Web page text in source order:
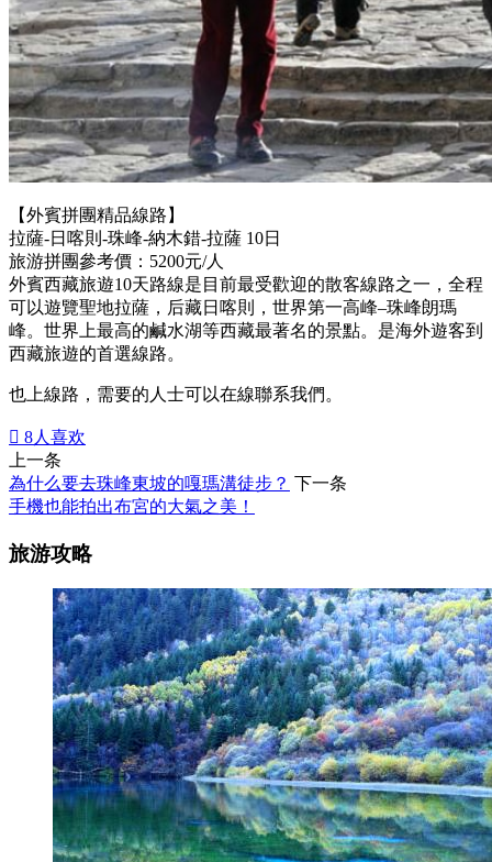
【外賓拼團精品線路】
拉薩-日喀則-珠峰-納木錯-拉薩 10日
旅游拼團參考價：5200元/人
外賓西藏旅遊10天路線是目前最受歡迎的散客線路之一，全程
可以遊覽聖地拉薩，后藏日喀則，世界第一高峰–珠峰朗瑪
峰。世界上最高的鹹水湖等西藏最著名的景點。是海外遊客到
西藏旅遊的首選線路。
也上線路，需要的人士可以在線聯系我們。
 8人喜欢
上一条
為什么要去珠峰東坡的嘎瑪溝徒步？ 下一条
手機也能拍出布宮的大氣之美！
旅游攻略